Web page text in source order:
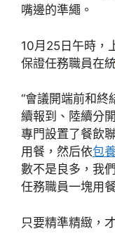
嘴邊的準繩。
10月25日午時，
保證任務職員在
“會議開端前和終
續報到、陸續分
專門設置了餐飲
用餐，然后依包
數不是良多，我
任務職員一塊用
只要精準精緻，